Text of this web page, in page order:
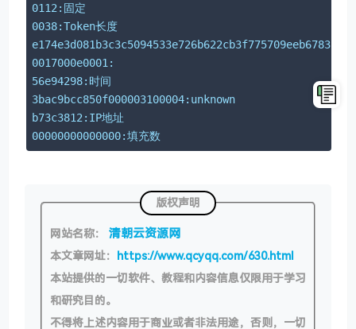
0112:固定
0038:Token长度
0017000e0001:
56e94298:时间
3bac9bcc850f000003100004:unknown
b73c3812:IP地址
00000000000000:填充数
版权声明
网站名称： 清朝云资源网
本文章网址： https://www.qcyqq.com/630.html
本站提供的一切软件、教程和内容信息仅限用于学习
和研究目的。
不得将上述内容用于商业或者非法用途，否则，一切